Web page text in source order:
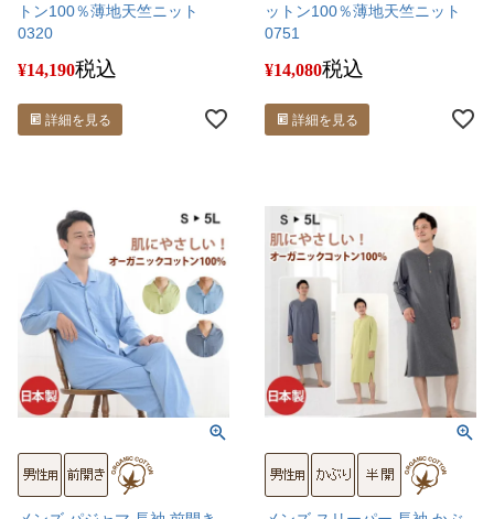
トン100％薄地天竺ニット
0320
¥14,190税込
詳細を見る
ットン100％薄地天竺ニット
0751
¥14,080税込
詳細を見る